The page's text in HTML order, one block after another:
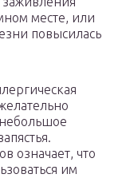
месте, или
повысилась
означает, что
им